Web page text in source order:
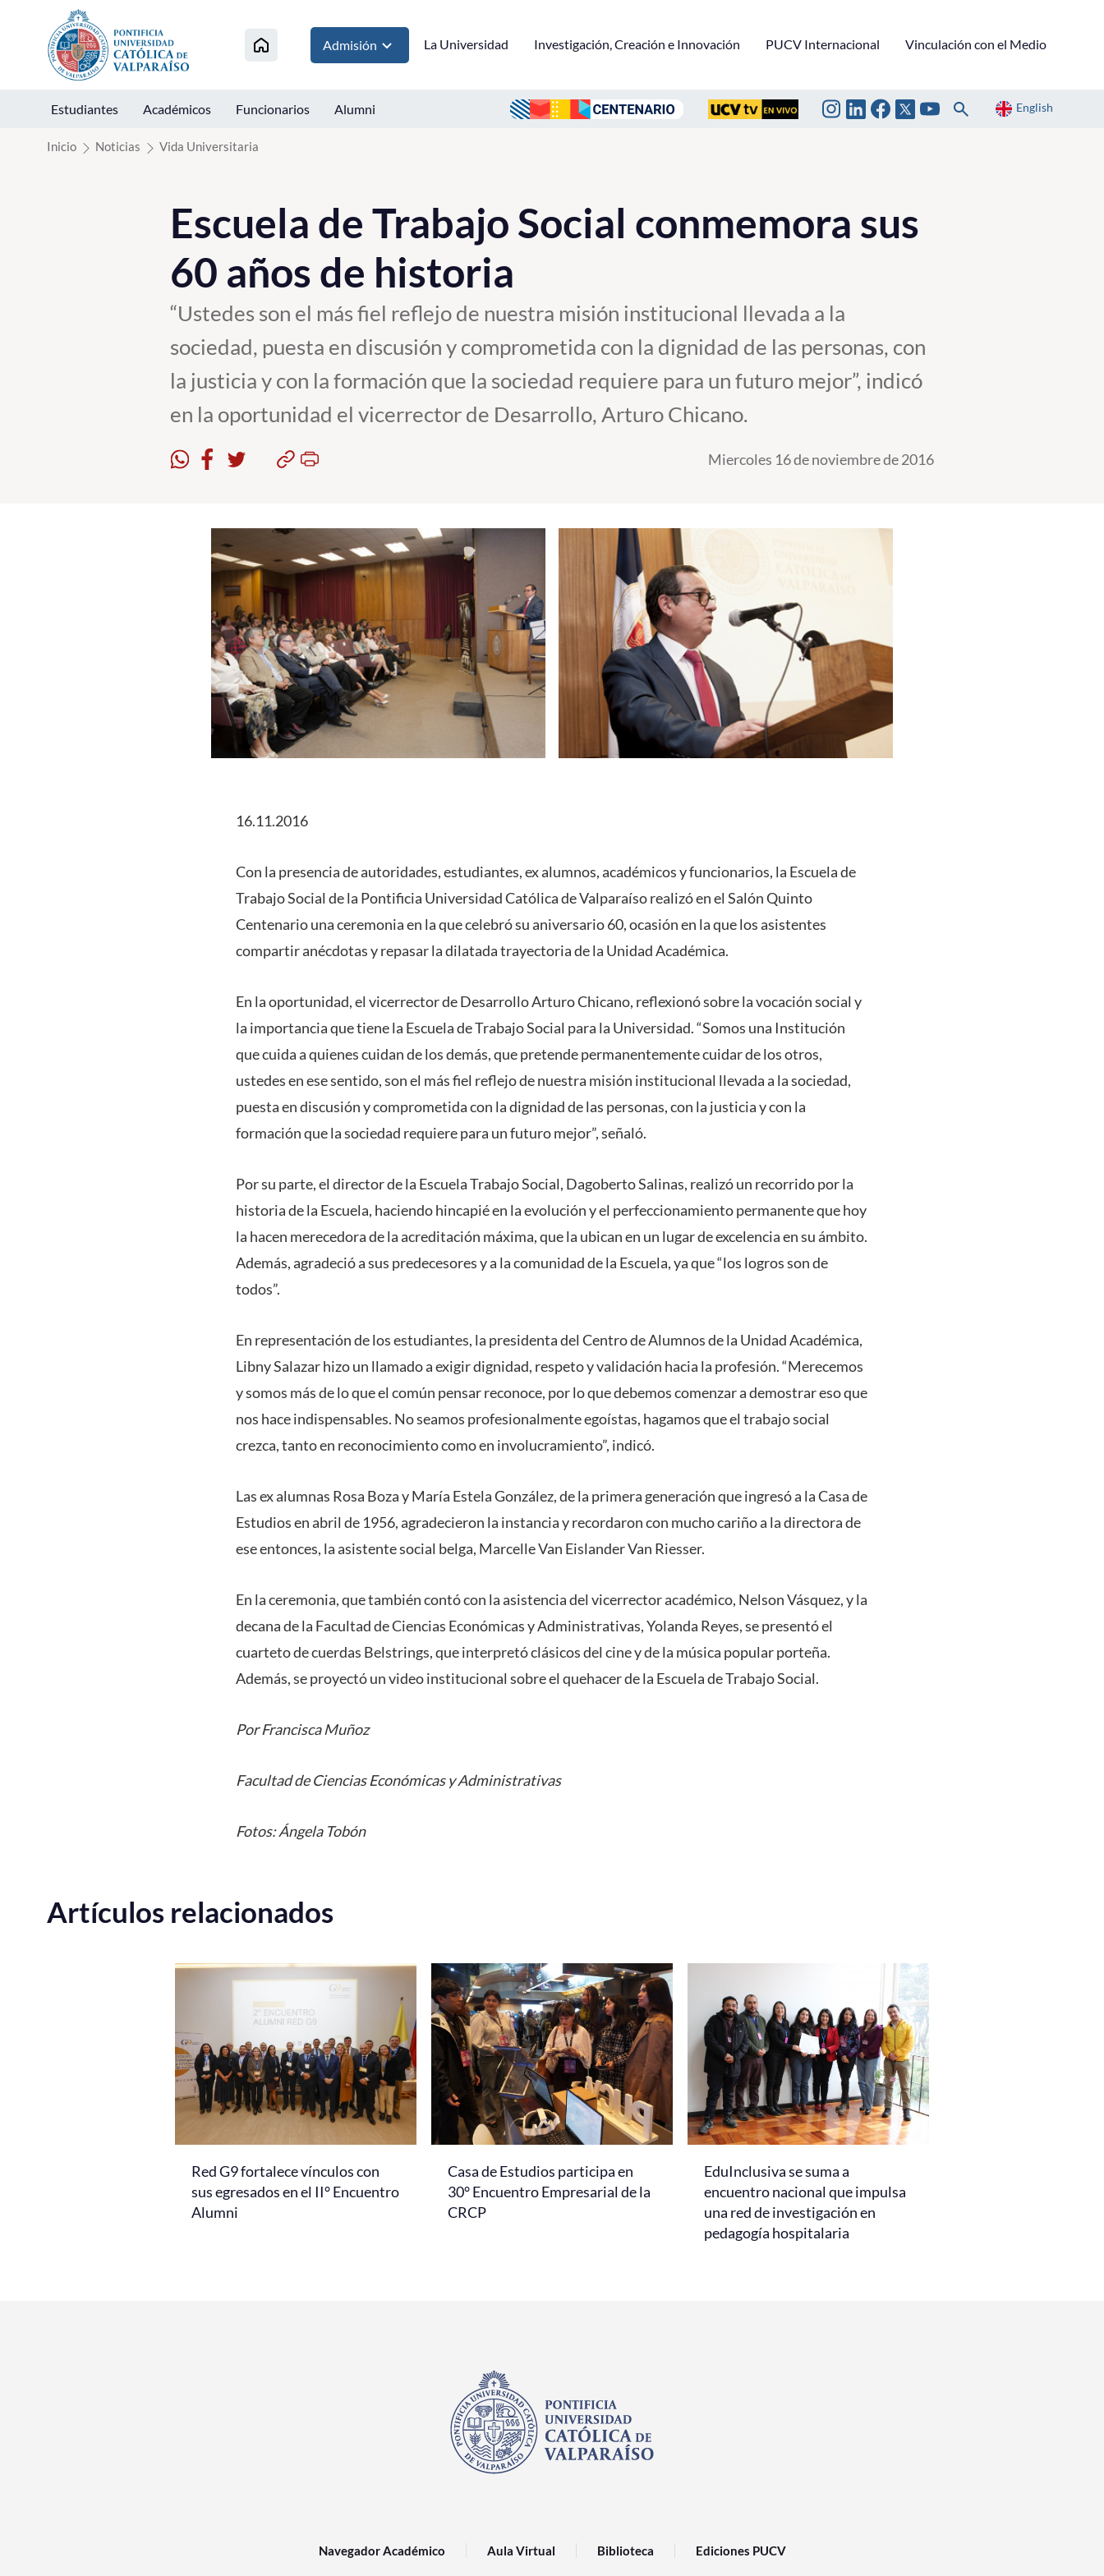
Click acá para ir directamente al contenido
Admisión La Universidad Investigación, Creación e Innovación PUCV Internacional Vinculación con el Medio
Estudiantes Académicos Funcionarios Alumni English
Inicio Noticias Vida Universitaria
Escuela de Trabajo Social conmemora sus
60 años de historia
“Ustedes son el más fiel reflejo de nuestra misión institucional llevada a la
sociedad, puesta en discusión y comprometida con la dignidad de las personas, con
la justicia y con la formación que la sociedad requiere para un futuro mejor”, indicó
en la oportunidad el vicerrector de Desarrollo, Arturo Chicano.
Miercoles 16 de noviembre de 2016
16.11.2016
Con la presencia de autoridades, estudiantes, ex alumnos, académicos y funcionarios, la Escuela de
Trabajo Social de la Pontificia Universidad Católica de Valparaíso realizó en el Salón Quinto
Centenario una ceremonia en la que celebró su aniversario 60, ocasión en la que los asistentes
compartir anécdotas y repasar la dilatada trayectoria de la Unidad Académica.
En la oportunidad, el vicerrector de Desarrollo Arturo Chicano, reflexionó sobre la vocación social y
la importancia que tiene la Escuela de Trabajo Social para la Universidad. “Somos una Institución
que cuida a quienes cuidan de los demás, que pretende permanentemente cuidar de los otros,
ustedes en ese sentido, son el más fiel reflejo de nuestra misión institucional llevada a la sociedad,
puesta en discusión y comprometida con la dignidad de las personas, con la justicia y con la
formación que la sociedad requiere para un futuro mejor”, señaló.
Por su parte, el director de la Escuela Trabajo Social, Dagoberto Salinas, realizó un recorrido por la
historia de la Escuela, haciendo hincapié en la evolución y el perfeccionamiento permanente que hoy
la hacen merecedora de la acreditación máxima, que la ubican en un lugar de excelencia en su ámbito.
Además, agradeció a sus predecesores y a la comunidad de la Escuela, ya que “los logros son de
todos”.
En representación de los estudiantes, la presidenta del Centro de Alumnos de la Unidad Académica,
Libny Salazar hizo un llamado a exigir dignidad, respeto y validación hacia la profesión. “Merecemos
y somos más de lo que el común pensar reconoce, por lo que debemos comenzar a demostrar eso que
nos hace indispensables. No seamos profesionalmente egoístas, hagamos que el trabajo social
crezca, tanto en reconocimiento como en involucramiento”, indicó.
Las ex alumnas Rosa Boza y María Estela González, de la primera generación que ingresó a la Casa de
Estudios en abril de 1956, agradecieron la instancia y recordaron con mucho cariño a la directora de
ese entonces, la asistente social belga, Marcelle Van Eislander Van Riesser.
En la ceremonia, que también contó con la asistencia del vicerrector académico, Nelson Vásquez, y la
decana de la Facultad de Ciencias Económicas y Administrativas, Yolanda Reyes, se presentó el
cuarteto de cuerdas Belstrings, que interpretó clásicos del cine y de la música popular porteña.
Además, se proyectó un video institucional sobre el quehacer de la Escuela de Trabajo Social.
Por Francisca Muñoz
Facultad de Ciencias Económicas y Administrativas
Fotos: Ángela Tobón
Artículos relacionados
Red G9 fortalece vínculos con
sus egresados en el II° Encuentro
Alumni
Casa de Estudios participa en
30° Encuentro Empresarial de la
CRCP
EduInclusiva se suma a
encuentro nacional que impulsa
una red de investigación en
pedagogía hospitalaria
Navegador Académico Aula Virtual Biblioteca Ediciones PUCV